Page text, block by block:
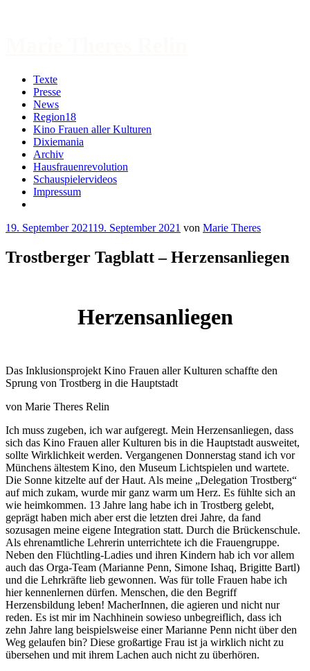
Texte
Presse
News
Region18
Kino Frauen aller Kulturen
Dixiemania
Archiv
Hausfrauenrevolution
Schauspielervideos
Impressum
19. September 202119. September 2021 von Marie Theres
Trostberger Tagblatt – Herzensanliegen
Herzensanliegen
Das Inklusionsprojekt Kino Frauen aller Kulturen schaffte den
Sprung von Trostberg in die Hauptstadt
von Marie Theres Relin
Ich muss zugeben, ich war aufgeregt. Mein Herzensanliegen, dass
sich das Kino Frauen aller Kulturen bis in die Hauptstadt ausweitet,
sollte Wirklichkeit werden. Vergangenen Donnerstag stand ich vor
Münchens ältestem Kino, den Museum Lichtspielen und wartete.
Die Sonne kitzelte auf der Haut. Als meine „Delegation Trostberg“
auf mich zukam, wurde mir ganz warm um Herz. Es fühlte sich an
wie heimkommen. 13 Jahre lang habe ich in Trostberg gelebt,
geprägt haben mich aber erst die letzten drei Jahre, da fand
sozusagen meine eigene Integration statt. Durch die Brückenschule.
Als ehrenamtliche Lehrerin unterrichtete ich die Frauengruppe.
Neben den Flüchtling-Ladies und ihren Kindern hab ich vor allem
auch das Orga-Team (Marianne Penn, Simone Ishaq, Brigitte Bartl)
und die Lehrkräfte lieb gewonnen. Was für tolle Frauen habe ich
hier kennenlernen dürfen. Menschen, die den Begriff
Herzensbildung leben! MacherInnen, die agieren und nicht nur
reden. Es ist mir im Nachhinein sowieso unbegreiflich, dass ich
zehn Jahre lang beispielsweise einer Marianne Penn nicht über den
Weg gelaufen bin? Diese großartige Frau ist ja wirklich nicht zu
übersehen und mit ihrem Lachen auch nicht zu überhören.